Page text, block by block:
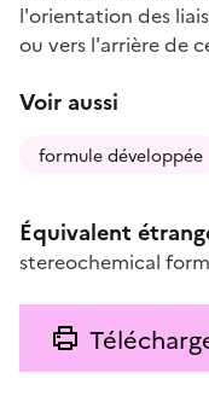
l'orientation des
ou vers l'arrière de
Voir aussi
formule développée
Équivalent
stereochemical